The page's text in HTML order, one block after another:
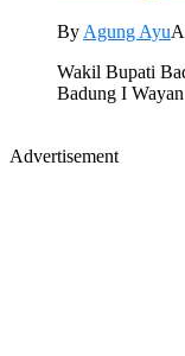
By Agung Ayu
Wakil Bupati
Badung I
Advertisement